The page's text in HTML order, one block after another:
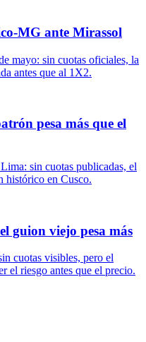
MG ante Mirassol
mayo: sin cuotas oficiales, la
antes que al 1X2.
pesa más que el
sin cuotas publicadas, el
histórico en Cusco.
guion viejo pesa más
cuotas visibles, pero el
el riesgo antes que el precio.